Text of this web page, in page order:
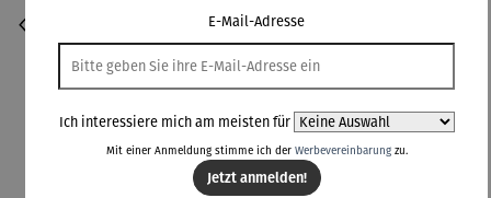
E-Mail-Adresse
Ich interessiere mich am meisten für
Mit einer Anmeldung stimme ich der Werbevereinbarungzu.
Jetzt anmelden!